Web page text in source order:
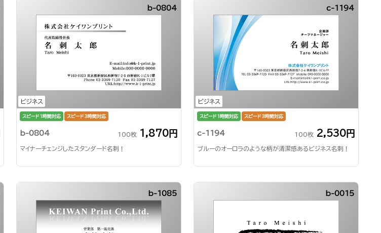
ビジネス
b-0804
スピード1時間対応 スピード3時間対応
b-0804 100枚 1,870円
マイナーチェンジしたスタンダード名刺！
ビジネス
c-1194
スピード1時間対応 スピード3時間対応
c-1194 100枚 2,530円
ブルーのオーロラのような柄が清潔感あるビジネス名刺！
b-1085 b-0015